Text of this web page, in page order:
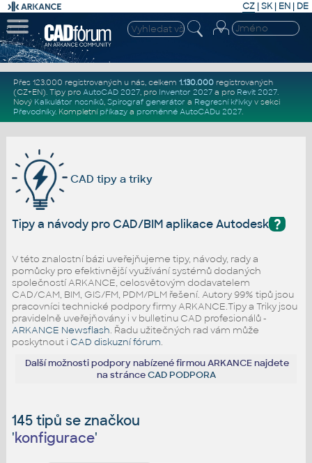
CZ | SK| EN | DE
Přes 123.000 registrovaných u nás, celkem 1.130.000registrovaných
(CZ+EN). Tipy pro AutoCAD 2027, pro Inventor 2027a pro Revit 2027.
Nový Kalkulátor nosníků, Spirograf generátor a Regresní křivkyv sekci
Převodníky. Kompletní příkazya proměnné AutoCADu 2027.
CAD tipy a triky
?
Tipy a návody pro CAD/BIM aplikace Autodesk
V této znalostní bázi uveřejňujeme tipy, návody, rady a
pomůcky pro efektivnější využívání systémů dodaných
společností ARKANCE, celosvětovým dodavatelem
CAD/CAM, BIM, GIS/FM, PDM/PLM řešení. Autory 99% tipů jsou
pracovníci technické podpory firmy ARKANCE.Tipy a Triky jsou
pravidelně uveřejňovány i v bulletinu CAD profesionálů -
ARKANCE Newsflash. Řadu užitečných rad vám může
poskytnout i CAD diskuzní fórum.
Další možnosti podpory nabízené firmou ARKANCE najdete
na stránceCAD PODPORA
145 tipů se značkou
'konfigurace'